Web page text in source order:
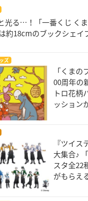
光る…！「一番くじ く
約18cmのブックシェイ
ズ
「くま
00周年の
トロ花柄
ッション
『ツイ
大集合♪
スタ全22
がもらえ